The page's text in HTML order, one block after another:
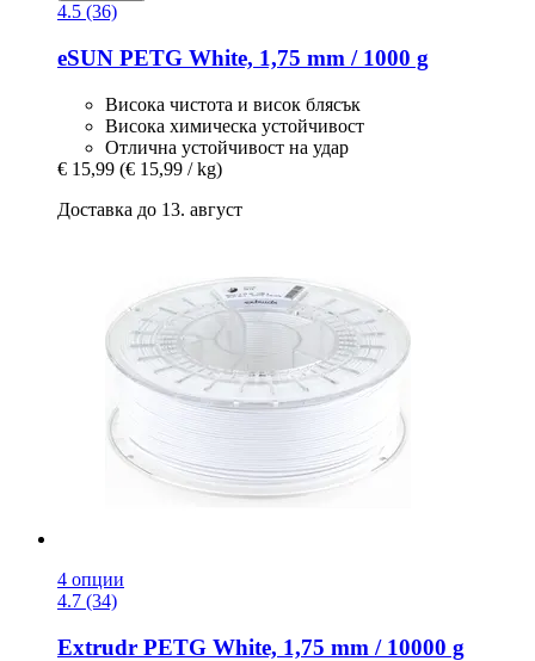
4.5 (36)
eSUN PETG White, 1,75 mm / 1000 g
Висока чистота и висок блясък
Висока химическа устойчивост
Отлична устойчивост на удар
€ 15,99 (€ 15,99 / kg)
Доставка до 13. август
4 опции
4.7 (34)
Extrudr PETG White, 1,75 mm / 10000 g